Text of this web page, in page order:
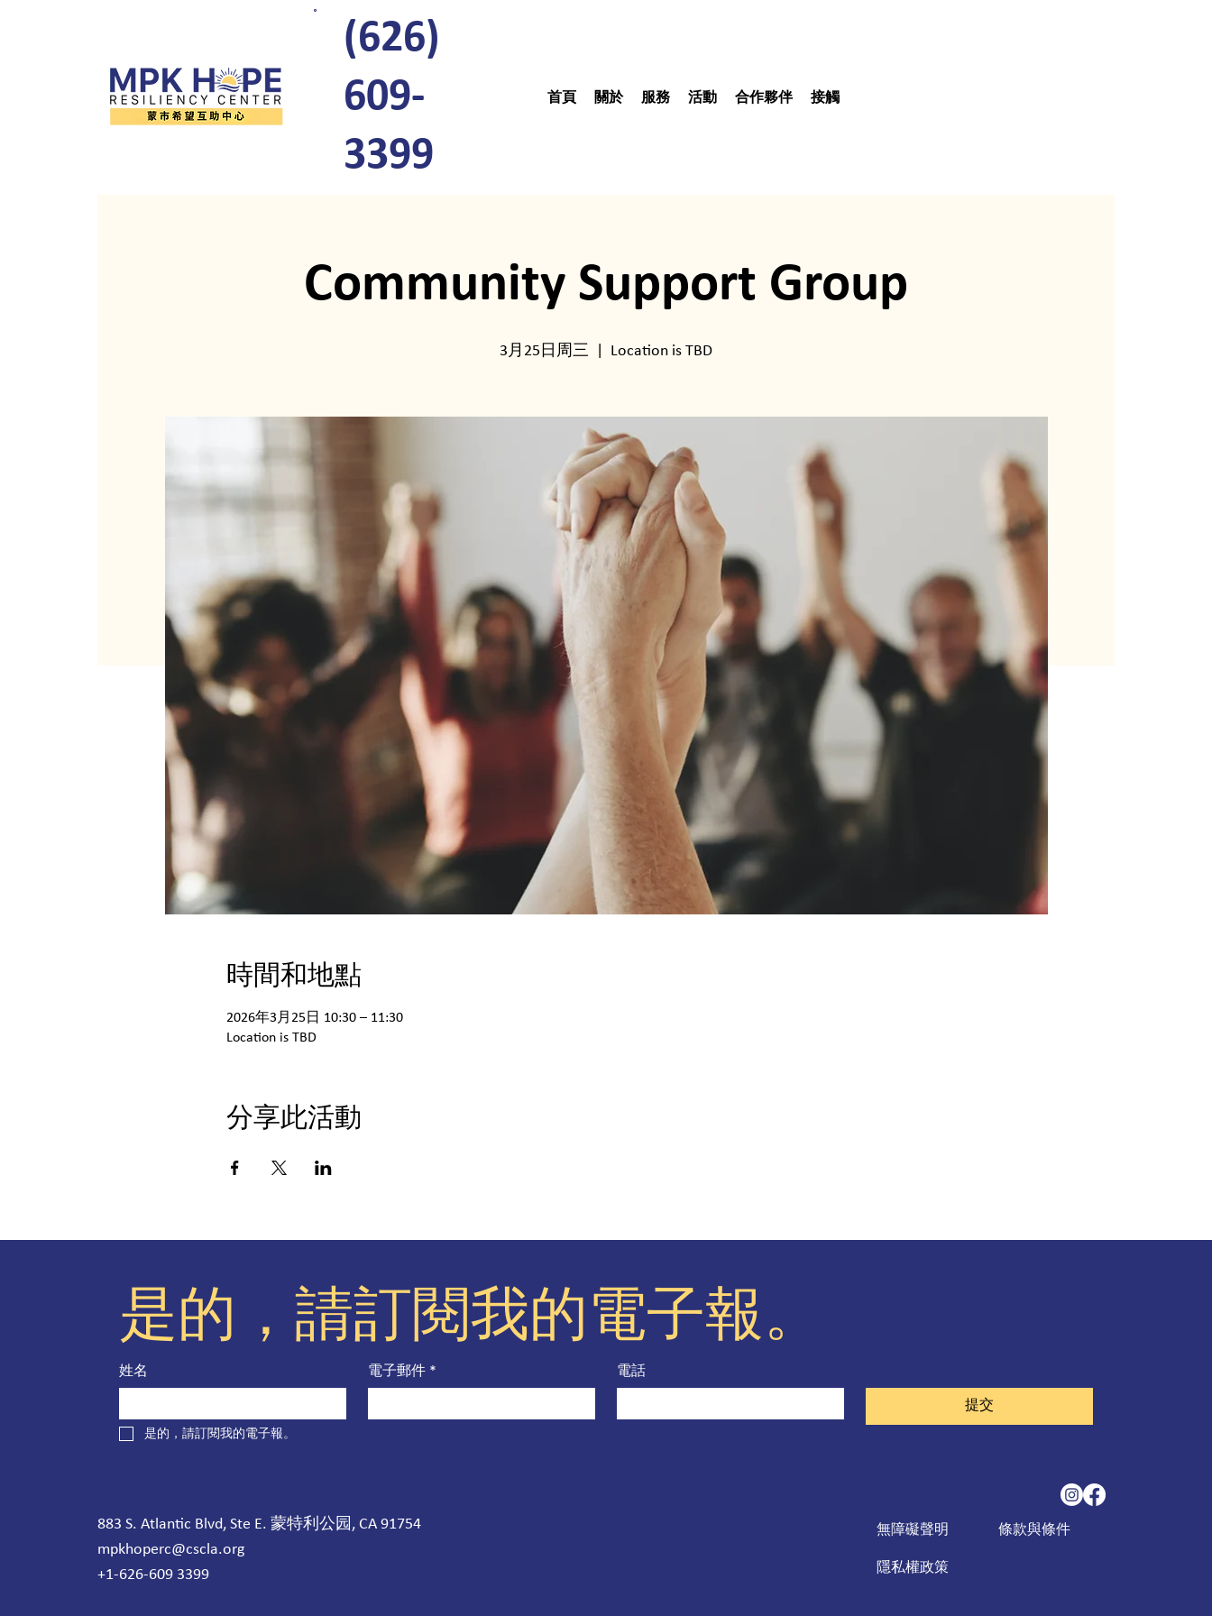
(626)
609-
3399
首頁 關於 服務 活動 合作夥伴 接觸
Community Support Group
3月25日周三 Location is TBD
時間和地點
2026年3月25日 10:30 – 11:30
Location is TBD
分享此活動
是的，請訂閱我的電子報。
姓名 電子郵件 * 電話
提交
是的，請訂閱我的電子報。
883 S. Atlantic Blvd, Ste E. 蒙特利公园, CA 91754
mpkhoperc@cscla.org
+1-626-609 3399
無障礙聲明 條款與條件
隱私權政策